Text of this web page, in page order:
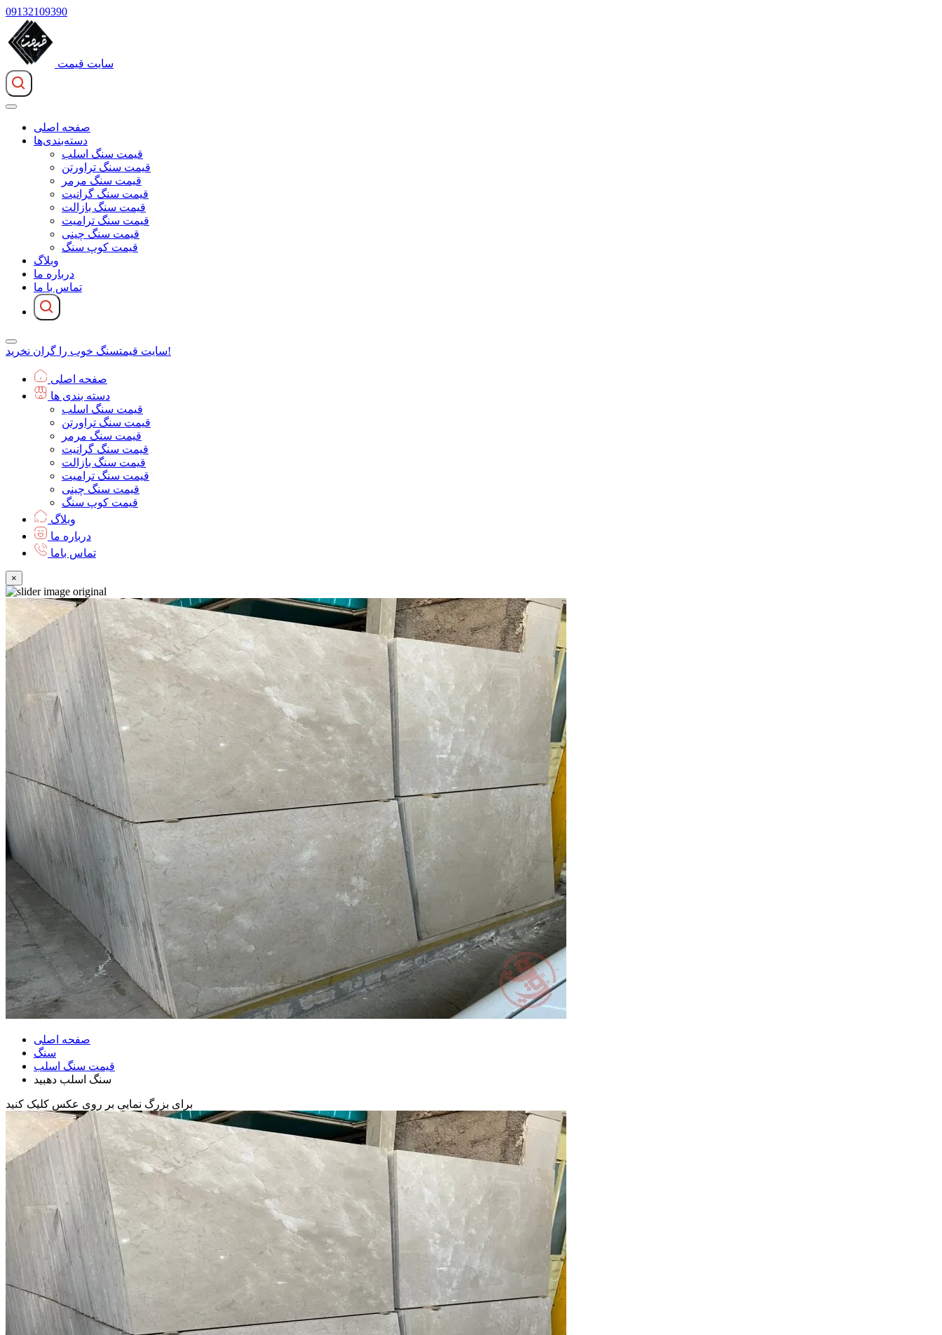
09132109390
سایت قیمت
صفحه اصلی
دسته‌بندی‌ها
قیمت سنگ اسلب
قیمت سنگ تراورتن
قیمت سنگ مرمر
قیمت سنگ گرانیت
قیمت سنگ بازالت
قیمت سنگ ترامیت
قیمت سنگ چینی
قیمت کوپ سنگ
وبلاگ
درباره ما
تماس با ما
سایت قیمتسنگ خوب را گران نخرید!
صفحه اصلی
دسته بندی ها
قیمت سنگ اسلب
قیمت سنگ تراورتن
قیمت سنگ مرمر
قیمت سنگ گرانیت
قیمت سنگ بازالت
قیمت سنگ ترامیت
قیمت سنگ چینی
قیمت کوپ سنگ
وبلاگ
درباره ما
تماس باما
×
صفحه اصلی
سنگ
قیمت سنگ اسلب
سنگ اسلب دهبید
برای بزرگ نمایی بر روی عکس کلیک کنید